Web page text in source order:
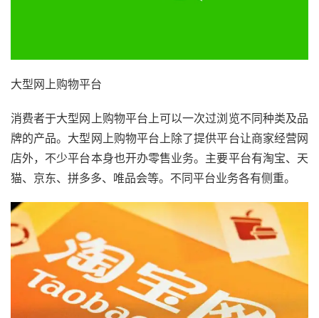
大型网上购物平台
消费者于大型网上购物平台上可以一次过浏览不同种类及品
牌的产品。大型网上购物平台上除了提供平台让商家经营网
店外，不少平台本身也开办零售业务。主要平台有淘宝、天
猫、京东、拼多多、唯品会等。不同平台业务各有侧重。